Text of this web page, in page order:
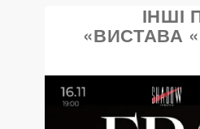
ІНШІ
«ВИСТАВА